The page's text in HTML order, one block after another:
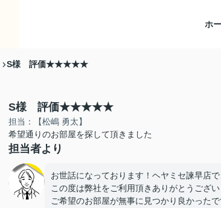
ホ
S様 評価★★★★★
S様 評価★★★★★
担当：【松嶋 勇太】
希望通りのお部屋を探して頂きました
担当者より
お世話になっております！ヘヤミセ諫早店で
この度は弊社をご利用頂きありがとうござ
ご希望のお部屋が無事に見つかり良かったで